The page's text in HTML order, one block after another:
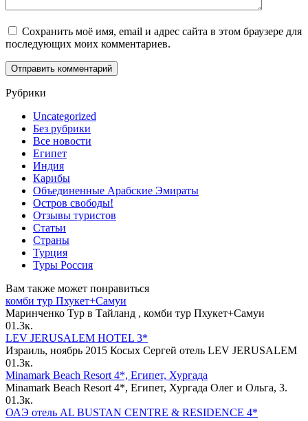
Сохранить моё имя, email и адрес сайта в этом браузере для
последующих моих комментариев.
Рубрики
Uncategorized
Без рубрики
Все новости
Египет
Индия
Карибы
Объединенные Арабские Эмираты
Остров свободы!
Отзывы туристов
Статьи
Страны
Турция
Туры Россия
Вам также может понравиться
комби тур Пхукет+Самуи
Маринченко Тур в Тайланд , комби тур Пхукет+Самуи
01.3к.
LEV JERUSALEM HOTEL 3*
Израиль, ноябрь 2015 Косых Сергей отель LEV JERUSALEM
01.3к.
Minamark Beach Resort 4*, Египет, Хургада
Minamark Beach Resort 4*, Египет, Хургада Олег и Ольга, 3.
01.3к.
ОАЭ отель AL BUSTAN CENTRE & RESIDENCE 4*